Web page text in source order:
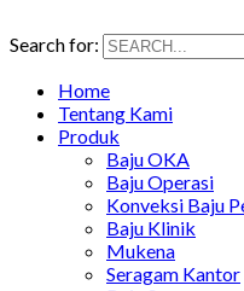
Search for:
Home
Tentang Kami
Produk
Baju OKA
Baju Operasi
Konveksi Baju
Baju Klinik
Mukena
Seragam Kantor